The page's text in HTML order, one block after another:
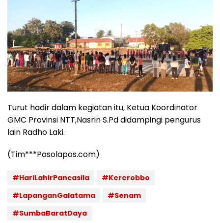
Turut hadir dalam kegiatan itu, Ketua Koordinator
GMC Provinsi NTT,Nasrin S.Pd didampingi pengurus
lain Radho Laki.
(Tim***Pasolapos.com)
#HariLahirPancasila
#Kererobbo
#LapanganGalatama
#Senam
#SumbaBaratDaya